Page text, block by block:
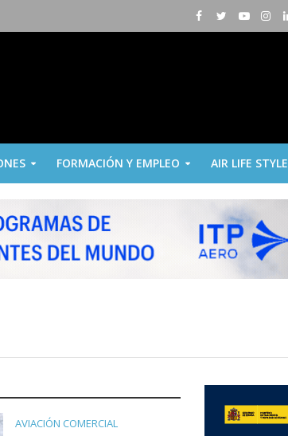
FORMACIÓN Y EMPLEO AIR LIFE STYLE
AVIACIÓN COMERCIAL